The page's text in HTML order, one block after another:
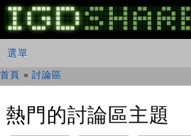
移
至
主
IGDSHARE
獨
遊
發
主選單
選單
您在這裡
首頁 »討論區
熱門的討論區主題